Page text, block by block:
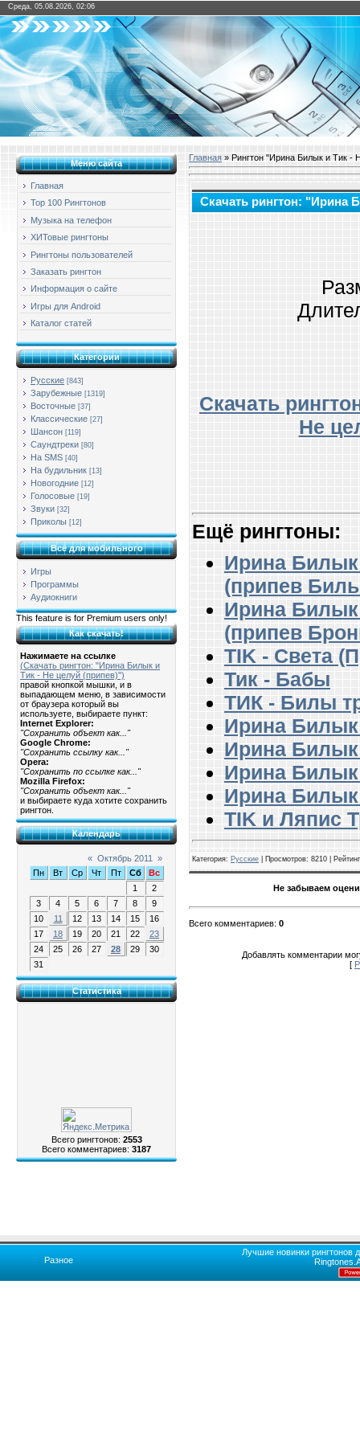
Среда, 05.08.2026, 02:06
Меню сайта
Главная
Top 100 Рингтонов
Музыка на телефон
ХИТовые рингтоны
Рингтоны пользователей
Заказать рингтон
Информация о сайте
Игры для Android
Каталог статей
Категории
Русские [843]
Зарубежные [1319]
Восточные [37]
Классические [27]
Шансон [119]
Саундтреки [80]
На SMS [40]
На будильник [13]
Новогодние [12]
Голосовые [19]
Звуки [32]
Приколы [12]
Всё для мобильного
Игры
Программы
Аудиокниги
This feature is for Premium users only!
Как скачать!
Нажимаете на ссылке
(Скачать рингтон: "Ирина Билык и
Тик - Не целуй (припев)")
правой кнопкой мышки, и в
выпадающем меню, в зависимости
от браузера который вы
используете, выбираете пункт:
Internet Explorer:
"Сохранить объект как..."
Google Chrome:
"Сохранить ссылку как..."
Opera:
"Сохранить по ссылке как..."
Mozilla Firefox:
"Сохранить объект как..."
и выбираете куда хотите сохранить
рингтон.
Календарь
« Октябрь 2011
»
Пн
Вт Ср Чт Пт Сб
Вс
1
2
3
4 5 6 7 8
9
10
11 12 13 14 15
16
17
18 19 20 21 22
23
24
25 26 27 28 29
30
31
Статистика
Всего рингтонов: 2553
Всего комментариев: 3187
Главная » Рингтон "Ирина Билык и Тик -
Скачать рингтон: "Ирина
Скачать
Не
Ещё рингтоны:
Ирина Билык
(припев
Ирина Билык
(припев
TIK - Света
Тик - Бабы
ТИК - Билы
Ирина
Ирина
Ирина
Ирина
TIK и Ляпис
Категория: Русские Просмотров: 8210 | Рейтинг
Не забываем
Всего комментариев: 0
Добавлять комментарии
[
Разное
Лучшие новинки рингтонов